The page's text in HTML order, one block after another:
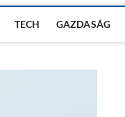
TECH GAZDASÁG